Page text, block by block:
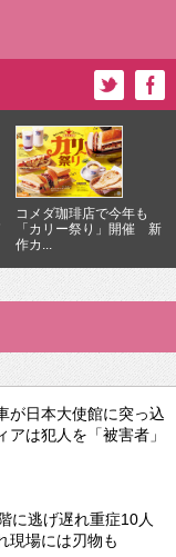
コメダ珈琲店で今年も
「カリー祭り」開催 新
作カ...
が日本大使館に突っ込
は犯人を「被害者」
逃げ遅れ重症10人
場には刃物も